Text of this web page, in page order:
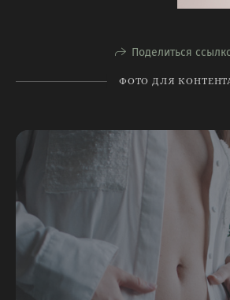
Поделиться
ФОТО ДЛЯ